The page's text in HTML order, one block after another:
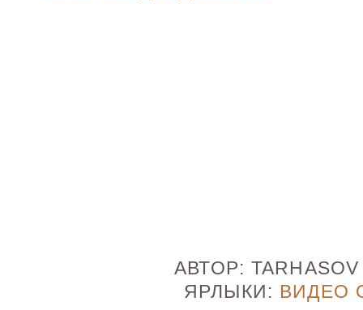
АВТОР:
ЯРЛЫКИ: ВИДЕО